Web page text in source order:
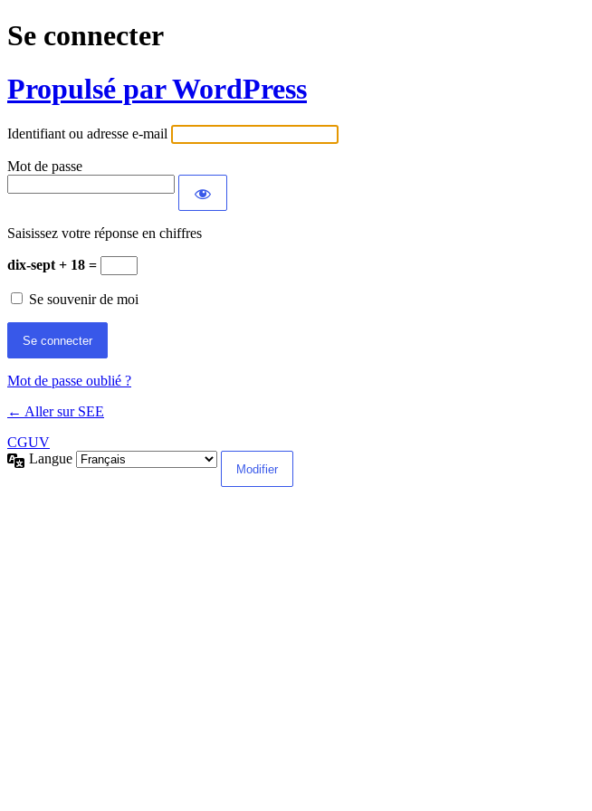
Se connecter
Propulsé par WordPress
Identifiant ou adresse e-mail
Mot de passe
Saisissez votre réponse en chiffres
dix-sept + 18 =
Se souvenir de moi
Mot de passe oublié ?
← Aller sur SEE
CGUV
Langue